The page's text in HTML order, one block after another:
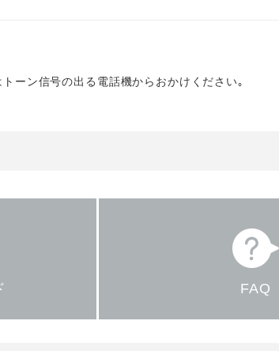
ーン信号の出る電話機からおかけください｡
FAQ